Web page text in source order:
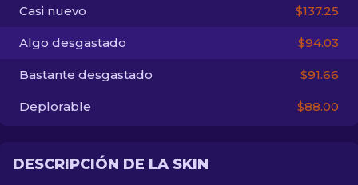
Casi nuevo $137.25
Algo desgastado $94.03
Bastante desgastado $91.66
Deplorable $88.00
DESCRIPCIÓN DE LA SKIN